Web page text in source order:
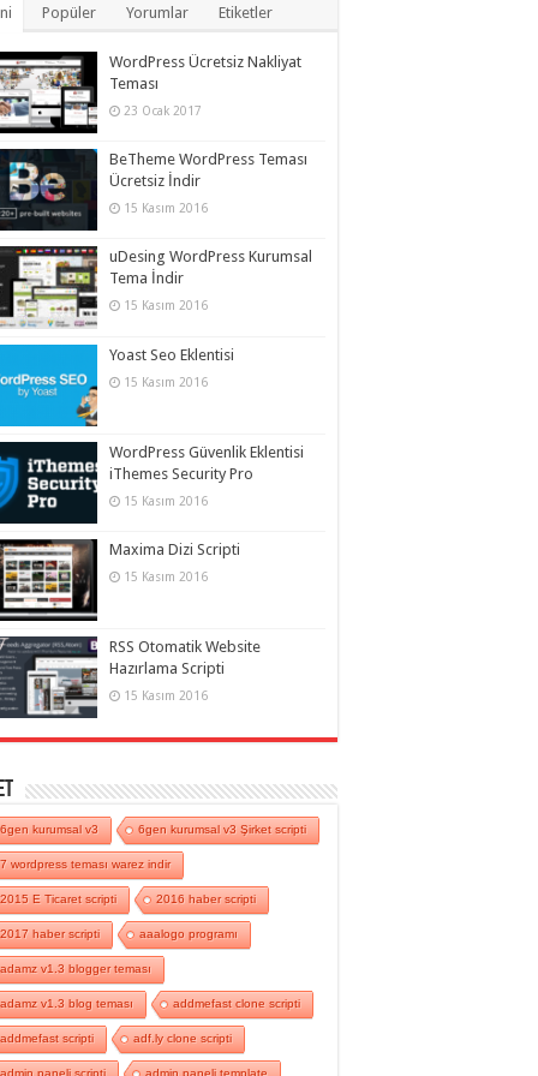
Popüler Yorumlar Etiketler
WordPress Ücretsiz Nakliyat
Teması
23 Ocak 2017
BeTheme WordPress Teması
Ücretsiz İndir
15 Kasım 2016
uDesing WordPress Kurumsal
Tema İndir
15 Kasım 2016
Yoast Seo Eklentisi
15 Kasım 2016
WordPress Güvenlik Eklentisi
iThemes Security Pro
15 Kasım 2016
Maxima Dizi Scripti
15 Kasım 2016
RSS Otomatik Website
Hazırlama Scripti
15 Kasım 2016
6gen kurumsal v3 6gen kurumsal v3 Şirket scripti
7 wordpress teması warez indir
2015 E Ticaret scripti 2016 haber scripti
2017 haber scripti aaalogo programı
adamz v1.3 blogger teması
adamz v1.3 blog teması addmefast clone scripti
addmefast scripti adf.ly clone scripti
admin paneli scripti admin paneli template